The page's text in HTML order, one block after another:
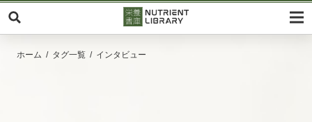
ホーム タグ一覧 インタビュー